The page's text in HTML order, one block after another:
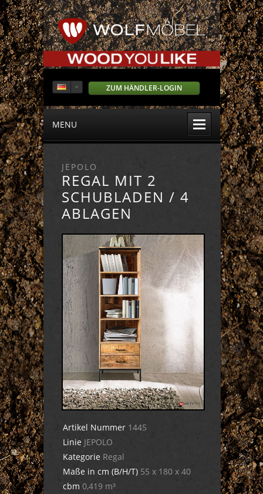
ZUM HÄNDLER-LOGIN
MENU
JEPOLO
REGAL MIT 2
SCHUBLADEN / 4
ABLAGEN
Artikel Nummer 1445
Linie JEPOLO
Kategorie Regal
Maße in cm (B/H/T) 55 x 180 x 40
cbm 0,419 m³